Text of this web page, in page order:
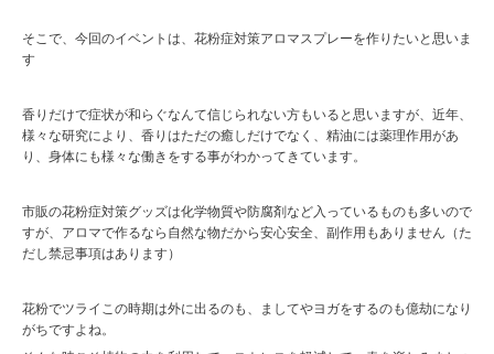
そこで、今回のイベントは、花粉症対策アロマスプレーを作りたいと思いま
す
香りだけで症状が和らぐなんて信じられない方もいると思いますが、近年、
様々な研究により、香りはただの癒しだけでなく、精油には薬理作用があ
り、身体にも様々な働きをする事がわかってきています。
市販の花粉症対策グッズは化学物質や防腐剤など入っているものも多いので
すが、アロマで作るなら自然な物だから安心安全、副作用もありません（た
だし禁忌事項はあります）
花粉でツライこの時期は外に出るのも、ましてやヨガをするのも億劫になり
がちですよね。